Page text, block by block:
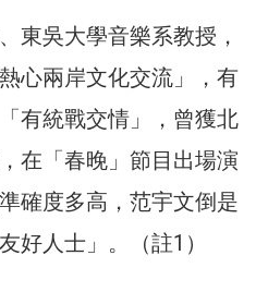
東吳大學音樂系教授，
心兩岸文化交流」，有
有統戰交情」，曾獲北
在「春晚」節目出場演
確度多高，范宇文倒是
好人士」。（註1）